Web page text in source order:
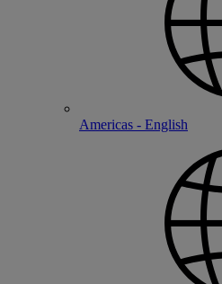
Americas - English